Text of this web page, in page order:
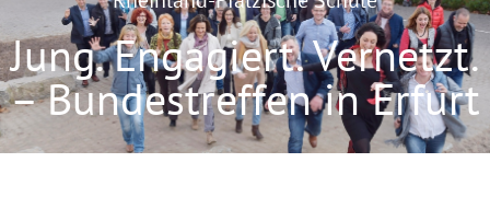
Jung. Engagiert. Vernetzt.
– Bundestreffen in Erfurt